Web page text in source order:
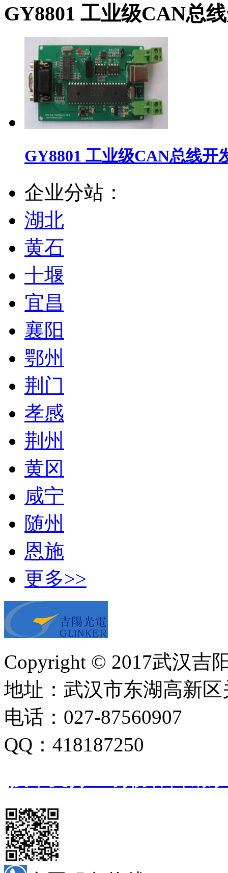
GY8801 工业级CAN总
GY8801 工业级CAN总线开
企业分站：
湖北
黄石
十堰
宜昌
襄阳
鄂州
荆门
孝感
荆州
黄冈
咸宁
随州
恩施
更多>>
Copyright © 2017武汉
地址：武汉市东湖高新
电话：027-87560907
QQ：418187250